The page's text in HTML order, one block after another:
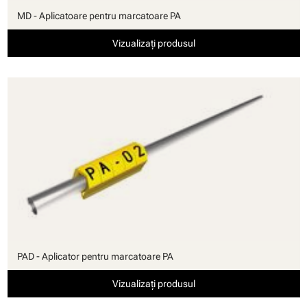
MD - Aplicatoare pentru marcatoare PA
Vizualizați produsul
PAD - Aplicator pentru marcatoare PA
Vizualizați produsul